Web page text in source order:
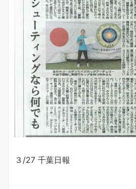
３/27 千葉日報